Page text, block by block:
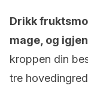
Drikk
mage, og
kroppen din
tre